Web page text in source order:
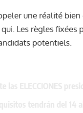
une réalité
qui. Les règles
potentiels.